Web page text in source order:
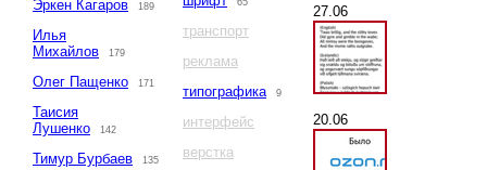
Эркен Кагаров 189
Илья
Михайлов
179
Олег Пащенко 171
Таисия
Лушенко
142
Тимур Бурбаев 135
65
транспорт
реклама
типографика
9
интерфейс
верстка
27.06
20.06